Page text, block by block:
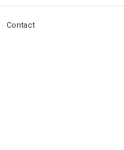
· Contact